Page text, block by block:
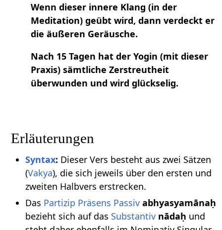
Wenn dieser innere Klang (in der
Meditation) geübt wird, dann verdeckt er
die äußeren Geräusche.
Nach 15 Tagen hat der Yogin (mit dieser
Praxis) sämtliche Zerstreutheit
überwunden und wird glückselig.
Erläuterungen
Syntax: Dieser Vers besteht aus zwei Sätzen
(Vakya), die sich jeweils über den ersten und
zweiten Halbvers erstrecken.
Das Partizip Präsens Passiv abhyasyamānaḥ
bezieht sich auf das Substantiv nādaḥ und